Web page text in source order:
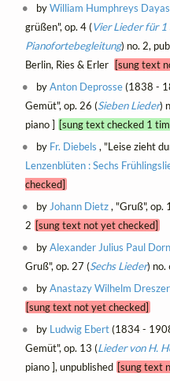
byWilliam Humphreys Dayas
grüßen", op. 4 (Vier Lieder für 1
Pianofortebegleitung) no. 2,
Berlin, Ries & Erler
[sung text
byAnton Deprosse(1838 -
Gemüt", op. 26 (Sieben Lieder)
piano ] [sung text checked 1
by Fr. Diebels , "Leise zieht
Lenzenblüten : Sechs
checked]
by Johann Dietz, "Gruß", op.
2 [sung text not yet checked]
byAlexander Julius Paul Dorn
Gruß", op. 27 (Sechs Lieder) no.
byAnastazy Wilhelm Dreszer
[sung text not yet checked]
by Ludwig Ebert(1834 -
Gemüt", op. 13 (Lieder von H.
piano ], unpublished [sung text